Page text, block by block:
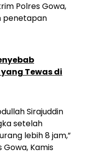
Polres Gowa,
penetapan
Tewas di
Sirajuddin
setelah
lebih 8 jam,”
Kamis